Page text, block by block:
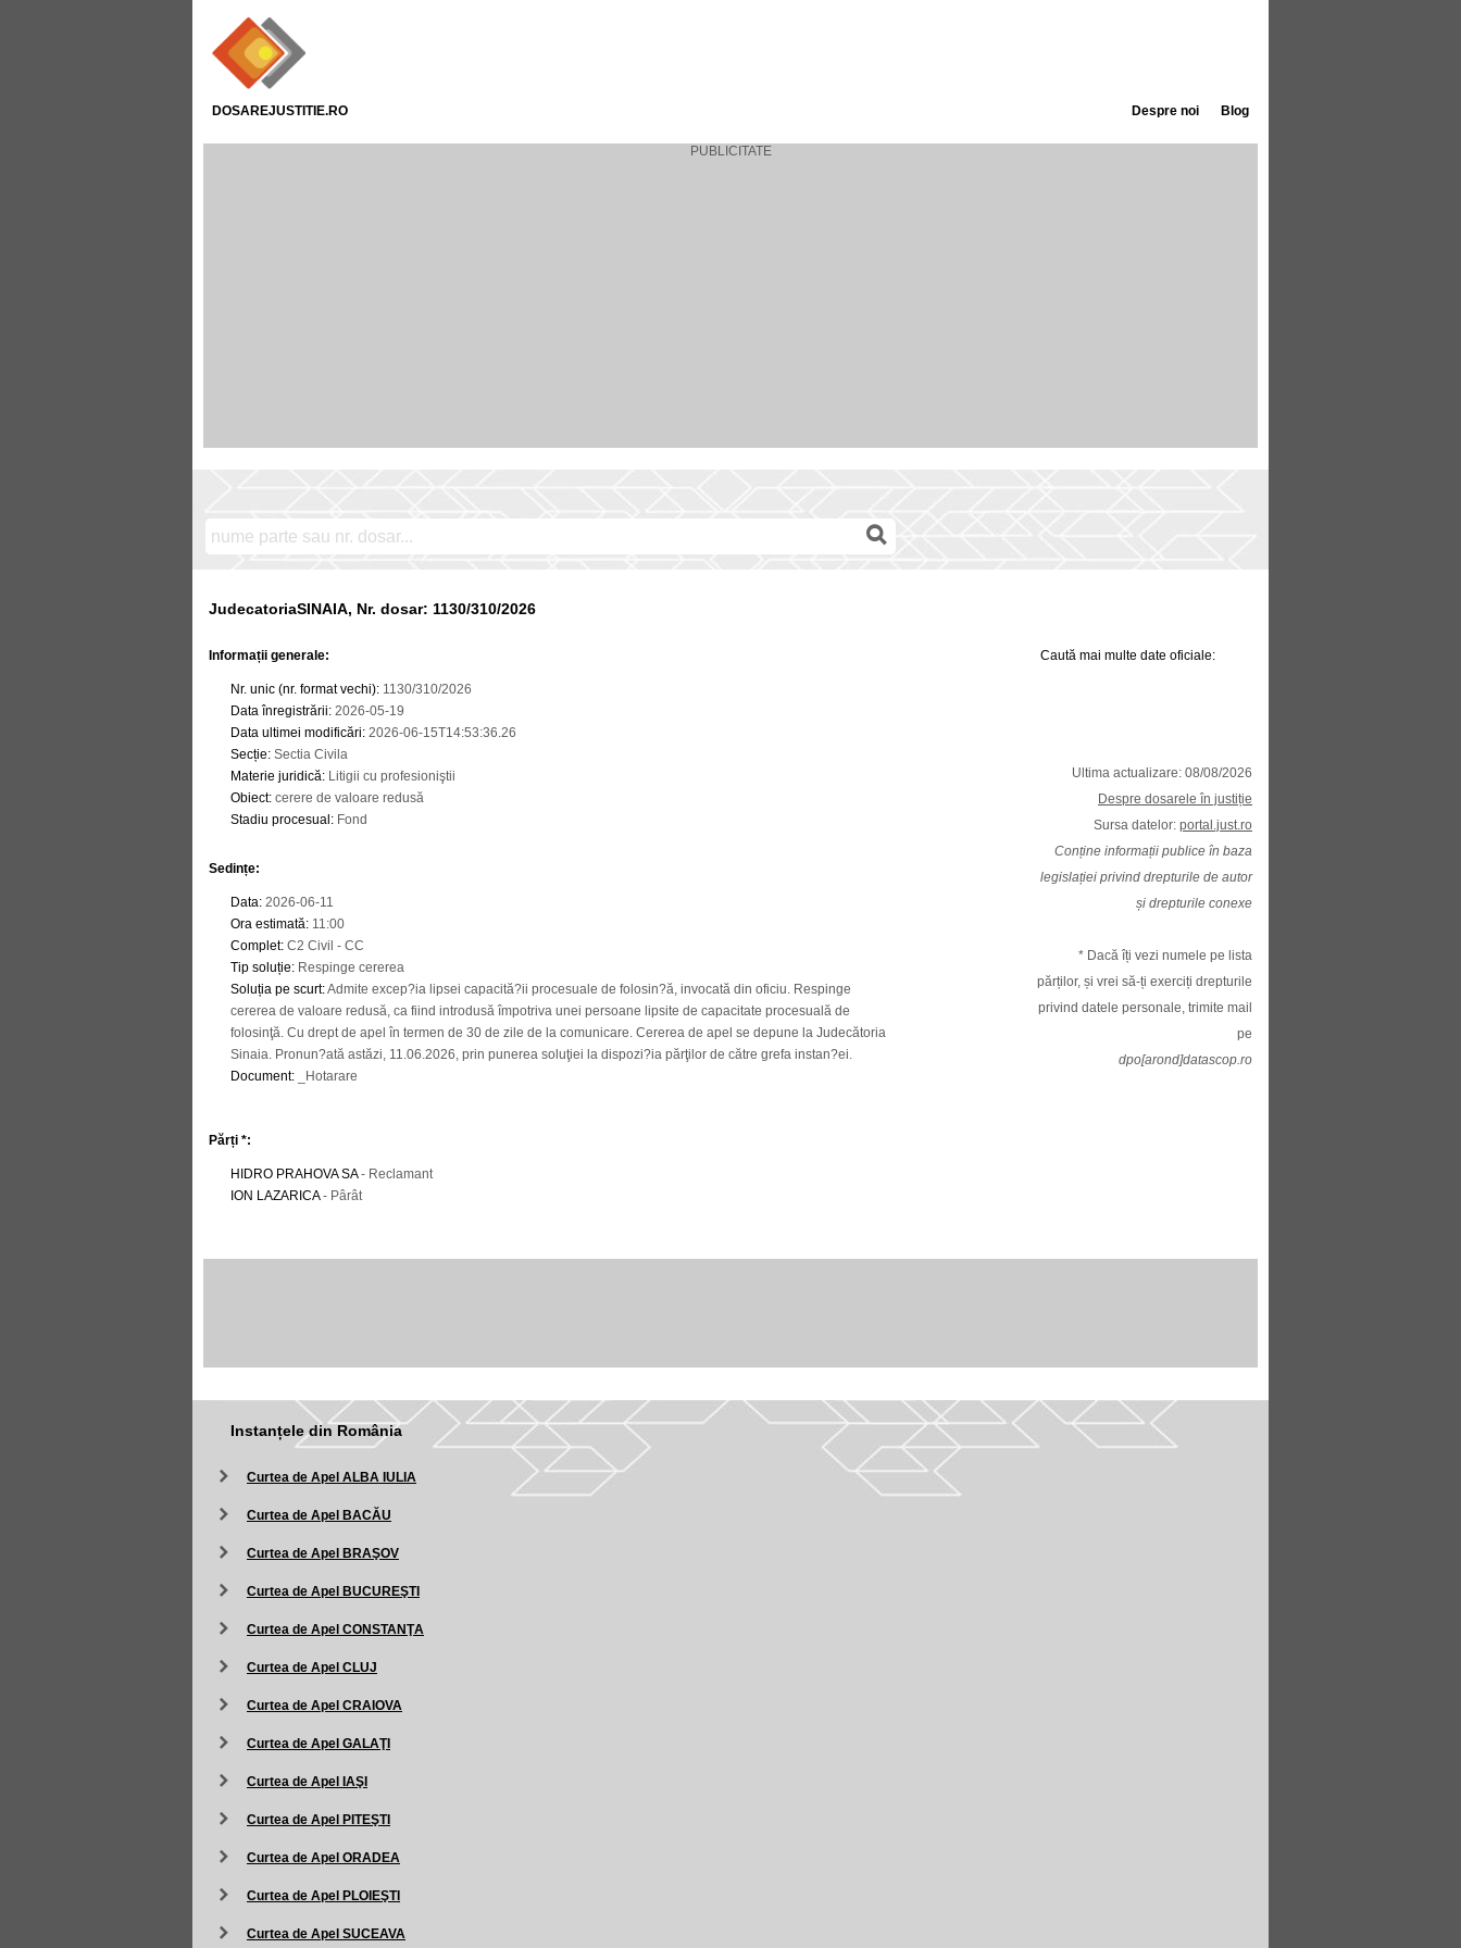
DOSAREJUSTITIE.RO Blog
Despre noi
JudecatoriaSINAIA, Nr. dosar: 1130/310/2026
Informații generale:
Nr. unic (nr. format vechi): 1130/310/2026
Data înregistrării: 2026-05-19
Data ultimei modificări: 2026-06-15T14:53:36.26
Secție: Sectia Civila
Materie juridică: Litigii cu profesioniştii
Obiect: cerere de valoare redusă
Stadiu procesual : Fond
Sedințe:
Data: 2026-06-11
Ora estimată: 11:00
Complet: C2 Civil - CC
Tip soluție: Respinge cererea
Soluția pe scurt:Admite excep?ia lipsei capacită?ii procesuale de folosin?ă, invocată din oficiu. Respinge
cererea de valoare redusă, ca fiind introdusă împotriva unei persoane lipsite de capacitate procesuală de
folosinţă. Cu drept de apel în termen de 30 de zile de la comunicare. Cererea de apel se depune la Judecătoria
Sinaia. Pronun?ată astăzi, 11.06.2026, prin punerea soluţiei la dispozi?ia părţilor de către grefa instan?ei.
Document: _Hotarare
Părți *:
HIDRO PRAHOVA SA- Reclamant
ION LAZARICA- Pârât
Caută mai multe date oficiale:
Ultima actualizare: 08/08/2026
Despre dosarele în justiție
Sursa datelor: portal.just.ro
Conține informații publice în baza
legislației privind drepturile de autor
și drepturile conexe
* Dacă îți vezi numele pe lista
părților, și vrei să-ți exerciți drepturile
privind datele personale, trimite mail
pe
dpo[arond]datascop.ro
Instanțele din România
Curtea de Apel ALBA IULIA
Curtea de Apel BACĂU
Curtea de Apel BRAŞOV
Curtea de Apel BUCUREŞTI
Curtea de Apel CONSTANŢA
Curtea de Apel CLUJ
Curtea de Apel CRAIOVA
Curtea de Apel GALAŢI
Curtea de Apel IAŞI
Curtea de Apel PITEŞTI
Curtea de Apel ORADEA
Curtea de Apel PLOIEŞTI
Curtea de Apel SUCEAVA